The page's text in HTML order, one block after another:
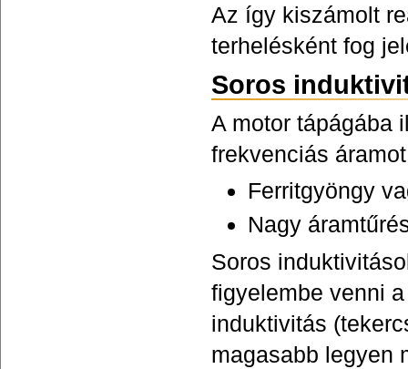
Az így kiszámolt
terhelésként fog
Soros
A motor tápágába
frekvenciás
Ferritgyöngy
Nagy
Soros
figyelembe venni
induktivitás
magasabb legyen